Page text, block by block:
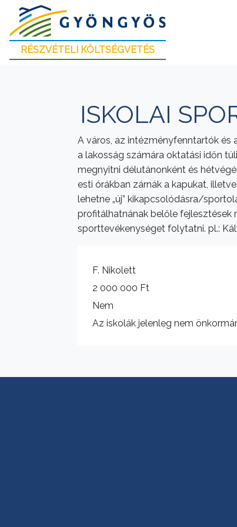
RÉSZVÉTELI KÖLTSÉGVETÉS
ISKOLAI
A város, az intézményfenntartók és
a lakosság számára oktatási időn
megnyitni délutánonként és
esti órákban zárnák a kapukat,
lehetne „új” kikapcsolódásra/
profitálhatnának belőle fejlesztések
sporttevékenységet folytatni. pl.:
F. Nikolett
2 000 000 Ft
Nem
Az iskolák jelenleg nem